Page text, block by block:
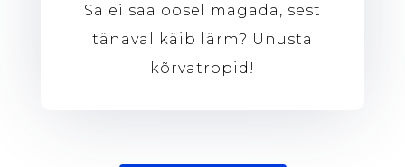
Sa ei saa öösel magada, sest
tänaval käib lärm? Unusta
kõrvatropid!